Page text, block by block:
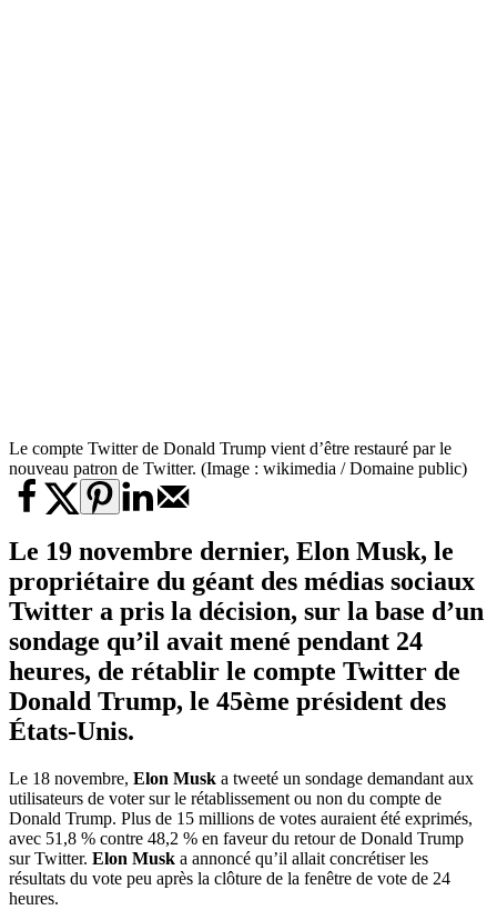
Le compte Twitter de Donald Trump vient d’être restauré par le
nouveau patron de Twitter. (Image : wikimedia / Domaine public)
Le 19 novembre dernier, Elon Musk, le
propriétaire du géant des médias sociaux
Twitter a pris la décision, sur la base d’un
sondage qu’il avait mené pendant 24
heures, de rétablir le compte Twitter de
Donald Trump, le 45ème président des
États-Unis.
Le 18 novembre, Elon Musk a tweeté un sondage demandant aux
utilisateurs de voter sur le rétablissement ou non du compte de
Donald Trump. Plus de 15 millions de votes auraient été exprimés,
avec 51,8 % contre 48,2 % en faveur du retour de Donald Trump
sur Twitter. Elon Musk a annoncé qu’il allait concrétiser les
résultats du vote peu après la clôture de la fenêtre de vote de 24
heures.